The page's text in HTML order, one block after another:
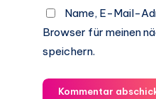
Name, E-Mail-
Browser für meinen
speichern.
Kommentar